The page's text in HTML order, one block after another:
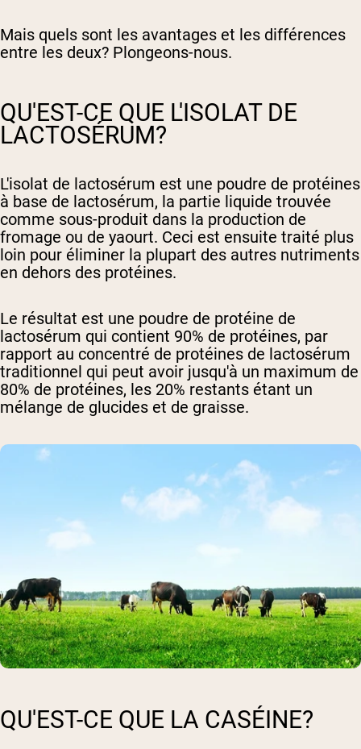
Mais quels sont les avantages et les différences
entre les deux? Plongeons-nous.
QU'EST-CE QUE L'ISOLAT DE
LACTOSÉRUM?
L'isolat de lactosérum est une poudre de protéines
à base de lactosérum, la partie liquide trouvée
comme sous-produit dans la production de
fromage ou de yaourt. Ceci est ensuite traité plus
loin pour éliminer la plupart des autres nutriments
en dehors des protéines.
Le résultat est une poudre de protéine de
lactosérum qui contient 90% de protéines, par
rapport au concentré de protéines de lactosérum
traditionnel qui peut avoir jusqu'à un maximum de
80% de protéines, les 20% restants étant un
mélange de glucides et de graisse.
QU'EST-CE QUE LA CASÉINE?